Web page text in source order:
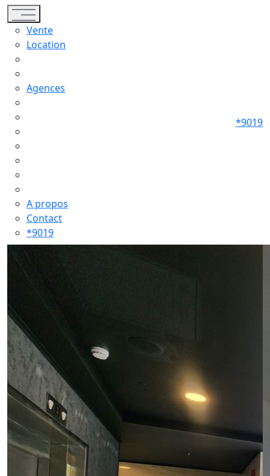
Toggle navigation
Vente
Location
Agences
A propos
Contact
*9019
*9019